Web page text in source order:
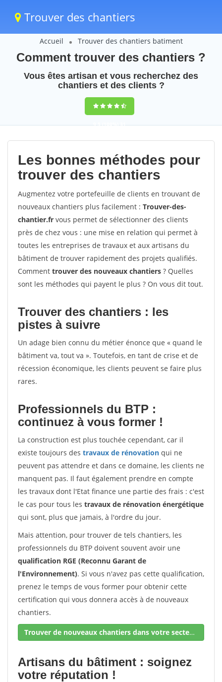
Trouver des chantiers
Accueil Trouver des chantiers batiment
Comment trouver des chantiers ?
Vous êtes artisan et vous recherchez des
chantiers et des clients ?
9,5(100%)31
votes
Les bonnes méthodes pour
trouver des chantiers
Augmentez votre portefeuille de clients en trouvant de
nouveaux chantiers plus facilement : Trouver-des-
chantier.fr vous permet de sélectionner des clients
près de chez vous : une mise en relation qui permet à
toutes les entreprises de travaux et aux artisans du
bâtiment de trouver rapidement des projets qualifiés.
Comment trouver des nouveaux chantiers ? Quelles
sont les méthodes qui payent le plus ? On vous dit tout.
Trouver des chantiers : les
pistes à suivre
Un adage bien connu du métier énonce que « quand le
bâtiment va, tout va ». Toutefois, en tant de crise et de
récession économique, les clients peuvent se faire plus
rares.
Professionnels du BTP :
continuez à vous former !
La construction est plus touchée cependant, car il
existe toujours des travaux de rénovation qui ne
peuvent pas attendre et dans ce domaine, les clients ne
manquent pas. Il faut également prendre en compte
les travaux dont l'Etat finance une partie des frais : c'est
le cas pour tous les travaux de rénovation énergétique
qui sont, plus que jamais, à l'ordre du jour.
Mais attention, pour trouver de tels chantiers, les
professionnels du BTP doivent souvent avoir une
qualification RGE (Reconnu Garant de
l'Environnement). Si vous n'avez pas cette qualification,
prenez le temps de vous former pour obtenir cette
certification qui vous donnera accès à de nouveaux
chantiers.
Trouver de nouveaux chantiers dans votre secteur !
Artisans du bâtiment : soignez
votre réputation !